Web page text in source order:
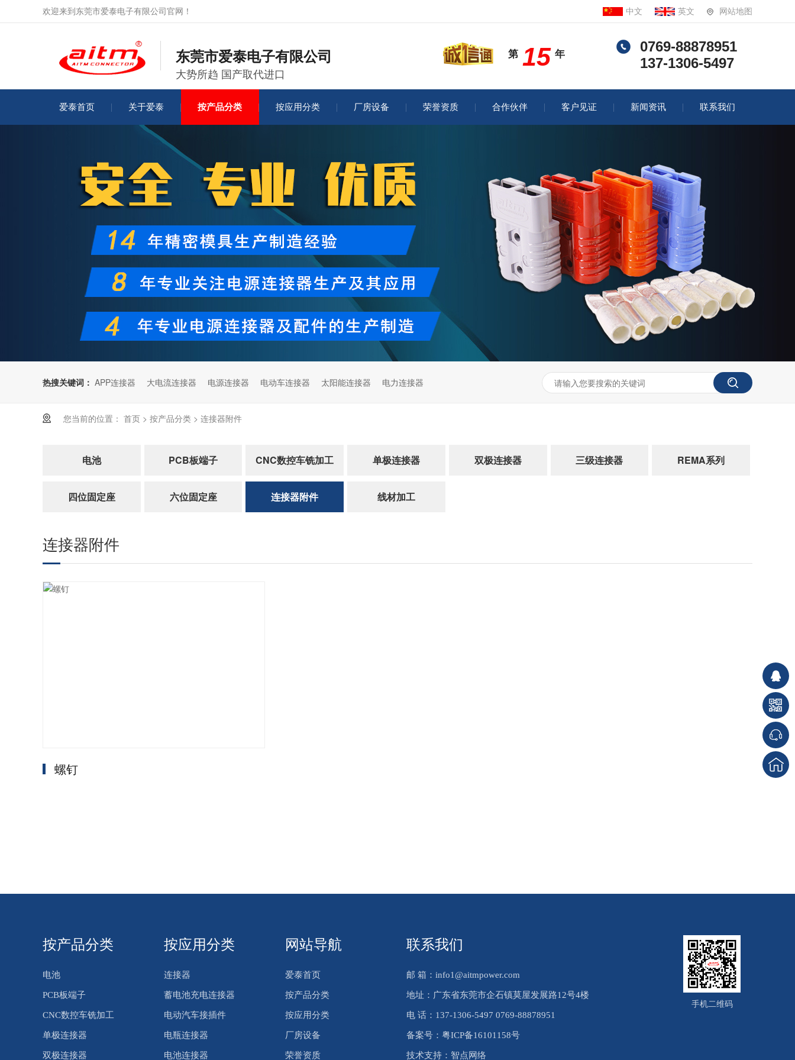
欢迎来到东莞市爱泰电子有限公司官网！ 中文 英文 网站地图
东莞市爱泰电子有限公司
大势所趋 国产取代进口
第 15 年
0769-88878951
137-1306-5497
爱泰首页 关于爱泰 按产品分类 按应用分类 厂房设备 荣誉资质 合作伙伴 客户见证 新闻资讯 联系我们
热搜关键词： APP连接器 大电流连接器 电源连接器 电动车连接器 太阳能连接器 电力连接器
您当前的位置： 首页 > 按产品分类 > 连接器附件
电池 PCB板端子 CNC数控车铣加工 单极连接器 双极连接器 三级连接器 REMA系列
四位固定座 六位固定座 连接器附件 线材加工
连接器附件
螺钉
按产品分类
电池
PCB板端子
CNC数控车铣加工
单极连接器
双极连接器
按应用分类
连接器
蓄电池充电连接器
电动汽车接插件
电瓶连接器
电池连接器
网站导航
爱泰首页
按产品分类
按应用分类
厂房设备
荣誉资质
联系我们
邮 箱：info1@aitmpower.com
地址：广东省东莞市企石镇莫屋发展路12号4楼
电 话：137-1306-5497 0769-88878951
备案号： 粤ICP备16101158号
技术支持： 智点网络
手机二维码